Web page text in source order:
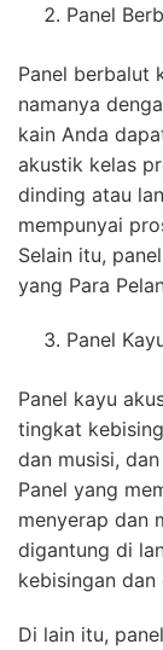
Panel
Panel berbalut
namanya
kain Anda
akustik kelas
dinding atau
mempunyai
Selain itu,
yang Para
Panel
Panel kayu
tingkat
dan musisi,
Panel yang
menyerap dan
digantung di
kebisingan dan
Di lain itu,